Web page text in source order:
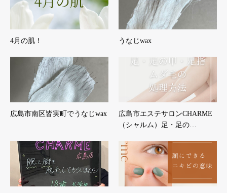
4月の肌！ うなじwax
広島市南区皆実町でうなじwax
広島市エステサロンCHARME
（シャルム）足・足の…